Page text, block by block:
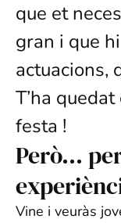
que et
gran i que
actuacions,
T’ha
festa !
Però…
Vine i veuràs